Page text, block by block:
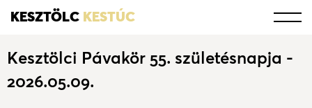
KESZTÖLC KESTÚC
Kesztölci Pávakör 55. születésnapja -
2026.05.09.